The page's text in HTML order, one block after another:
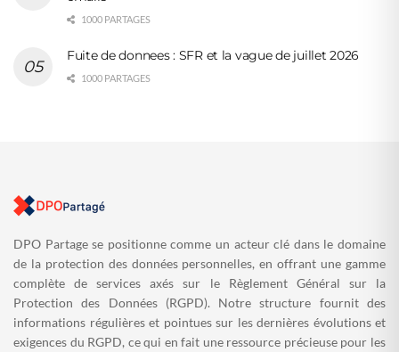
1000 PARTAGES
Fuite de donnees : SFR et la vague de juillet 2026
1000 PARTAGES
DPO Partage se positionne comme un acteur clé dans le domaine
de la protection des données personnelles, en offrant une gamme
complète de services axés sur le Règlement Général sur la
Protection des Données (RGPD). Notre structure fournit des
informations régulières et pointues sur les dernières évolutions et
exigences du RGPD, ce qui en fait une ressource précieuse pour les